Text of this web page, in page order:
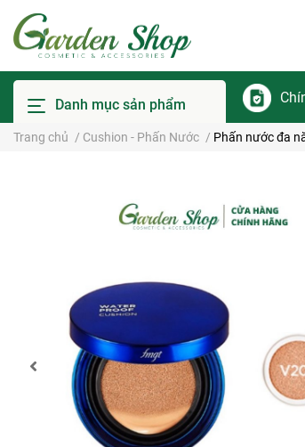
Danh mục sản phẩm
Trang chủ / Cushion - Phấn Nước / Phấn nước đa